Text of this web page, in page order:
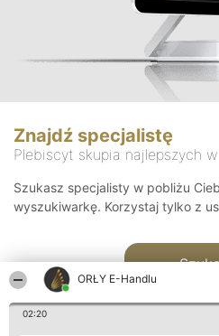
ORŁY E-Handlu
02:20
Znajdź specjalistę
Plebiscyt skupia najlepszych
Szukasz specjalisty w pobliżu
wyszukiwarkę. Korzystaj tylko z